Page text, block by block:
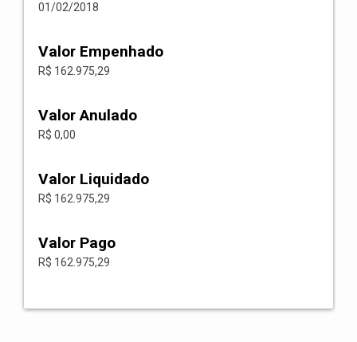
01/02/2018
Valor Empenhado
R$ 162.975,29
Valor Anulado
R$ 0,00
Valor Liquidado
R$ 162.975,29
Valor Pago
R$ 162.975,29